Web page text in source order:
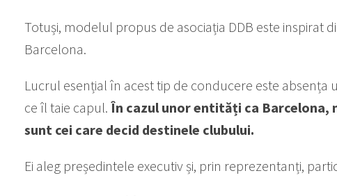
Totuși, modelul propus de asociația DDB este inspirat
Barcelona.
Lucrul esențial în acest tip de conducere este
ce îl taie capul. În cazul unor entități ca Barcelona,
sunt cei care decid destinele clubului.
Ei aleg președintele executiv și, prin reprezentanți,